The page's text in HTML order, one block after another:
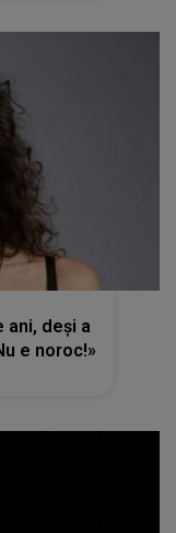
ani, deși a
e noroc!»